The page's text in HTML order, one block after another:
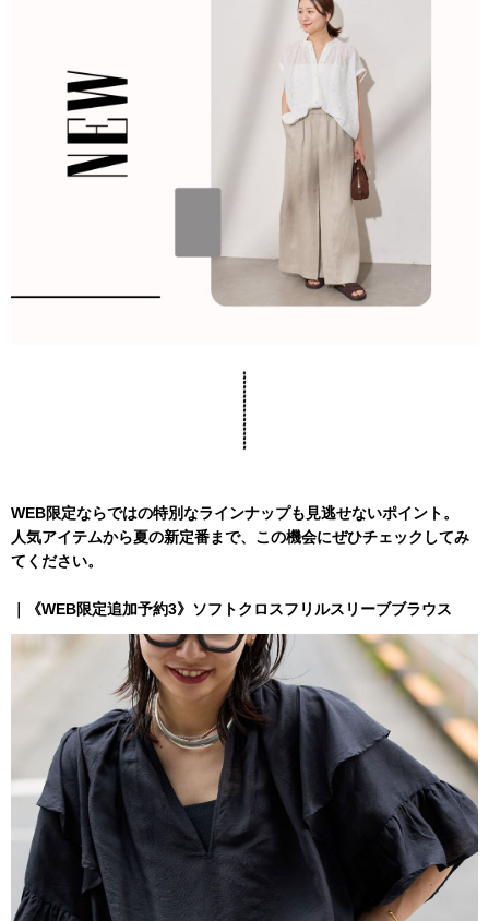
WEB限定ならではの特別なラインナップも見逃せないポイント。
人気アイテムから夏の新定番まで、この機会にぜひチェックしてみ
てください。
｜《WEB限定追加予約3》ソフトクロスフリルスリーブブラウス